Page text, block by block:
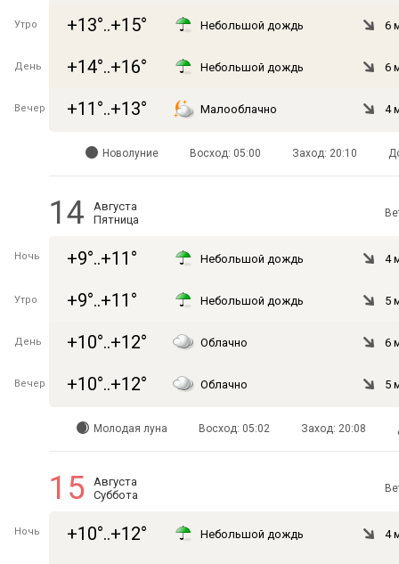
Утро +13°..+15° Небольшой дождь 6
День +14°..+16° Небольшой дождь 6
Вечер +11°..+13° Малооблачно 4
Новолуние Восход: 05:00 Заход: 20:10
14
Августа
Пятница
Ночь +9°..+11° Небольшой дождь 4
Утро +9°..+11° Небольшой дождь 5
День +10°..+12° Облачно 6
Вечер +10°..+12° Облачно 5
Молодая луна Восход: 05:02 Заход: 20:08
15
Августа
Суббота
Ночь +10°..+12° Небольшой дождь 4